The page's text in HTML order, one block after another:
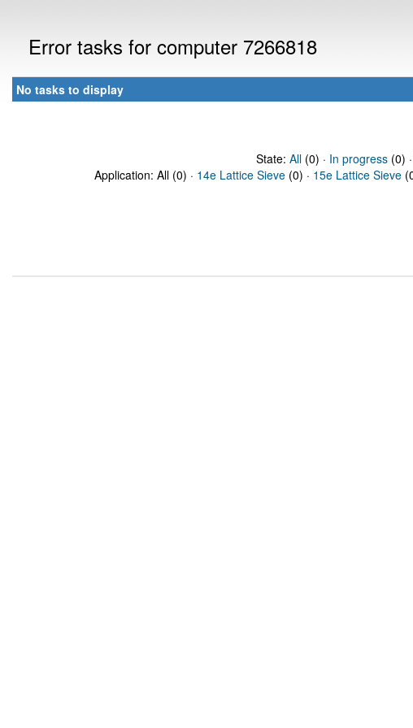
Error tasks for computer 7266818
No tasks to display
State: All(0) · In progress(0) ·
Application: All (0) · 14e Lattice Sieve (0) · 15e Lattice Sieve